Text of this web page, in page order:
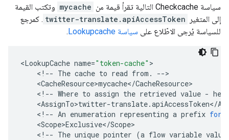
سياسة Checkcache التالية تقرأ قيمة من
mycache وتكتب القيمة
إلى المتغير
twitter-translate.apiAccessToken . كمرجع
للسياسة يُرجى الاطّلاع على سياسة Lookupcache .
<LookupCache name="token-cache"
< !-- The cache to read from . --
<CacheResource>mycache</CacheResource
< !-- Where to assign the retrieved value - here
<AssignTo>twitter-translate.apiAccessToken</
< !-- An enumeration representing a prefix for
<Scope>Exclusive</Scope
< !-- The unique pointer (a flow variable value